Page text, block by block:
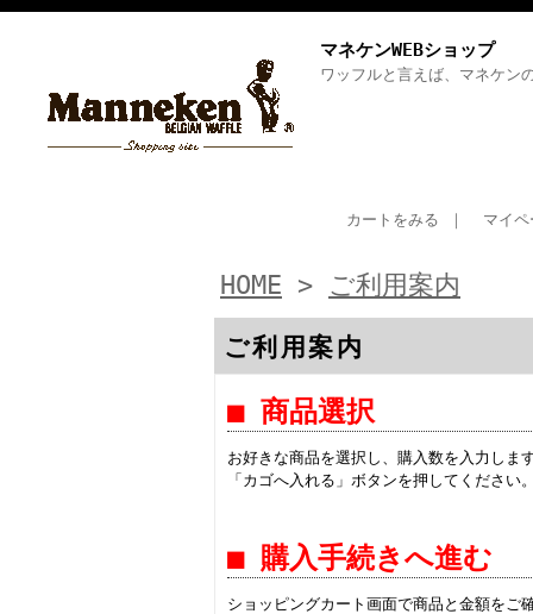
マネケンWEBショップ
ワッフルと言えば、マネケン
カートをみる ｜ マイ
HOME > ご利用案内
ご利用案内
■ 商品選択
お好きな商品を選択し、購入数を入力しま
「カゴへ入れる」ボタンを押してください
■ 購入手続きへ進む
ショッピングカート画面で商品と金額をご